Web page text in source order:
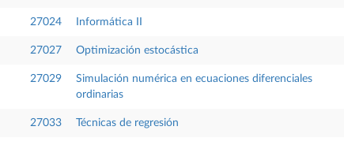
27024 Informática II
27027 Optimización estocástica
27029
Simulación numérica en ecuaciones diferenciales
ordinarias
27033 Técnicas de regresión